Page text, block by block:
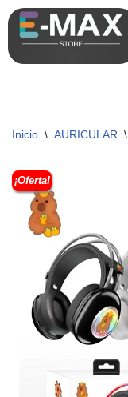
Saltar
al
Inicio \ AURICULAR \
¡Oferta!